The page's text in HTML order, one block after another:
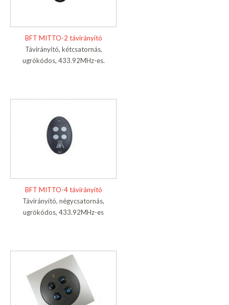
BFT MITTO-2 távirányító
Távirányító, kétcsatornás,
ugrókódos, 433.92MHz-es.
BFT MITTO-4 távirányító
Távirányító, négycsatornás,
ugrókódos, 433.92MHz-es